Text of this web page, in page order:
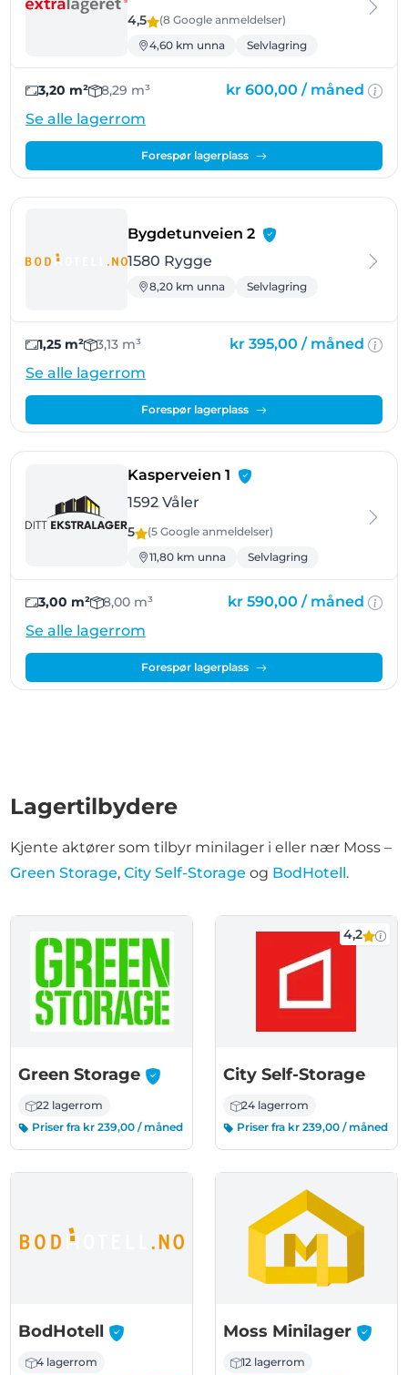
4,5 (8 Googleanmeldelser)
4,60 km unna
Selvlagring
3,20 m² 8,29 m³ kr 600,00 / måned
Se alle lagerrom
Forespør lagerplass
Bygdetunveien 2- Rygge
1580 Rygge
8,20 km unna Selvlagring
1,25 m² 3,13 m³ kr 395,00 / måned
Se alle lagerrom
Forespør lagerplass
Kasperveien 1 - Våler
1592 Våler
5 (5 Googleanmeldelser)
11,80 km unna
Selvlagring
3,00 m² 8,00 m³ kr 590,00 / måned
Se alle lagerrom
Forespør lagerplass
Lagertilbydere
Kjente aktører som tilbyr minilager i eller nær Moss –
Green Storage,City Self-Storage og BodHotell.
Green Storage -
22 lagerrom
Priser fra kr 239,00 / måned
4,2
City Self-Storage
24 lagerrom
Priser fra kr 239,00 / måned
BodHotell -
4 lagerrom
Moss Minilager -
12 lagerrom